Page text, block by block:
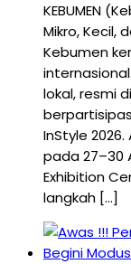
KEBUMEN
Mikro, Kecil,
Kebumen
lokal, resmi
InStyle
pada 27–30
Exhibition
langkah […]